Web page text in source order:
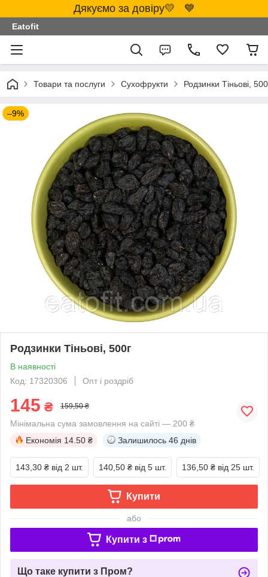
Дякуємо за довіру💛 💙
Eatofit
Товари та послуги Сухофрукти Родзинки Тіньові,
–9%
Родзинки Тіньові, 500г
В наявності
Код: 17320306
Опт і роздріб
145 ₴ 159,50 ₴
Мінімальна сума замовлення на сайті — 200 ₴
Економія 14.50 ₴ Залишилось 46 днів
143,30 ₴ від 2 шт. 140,50 ₴ від 5 шт. 136,50 ₴ від 25 шт.
Купити
або
Купити з
Що таке купити з Пром?